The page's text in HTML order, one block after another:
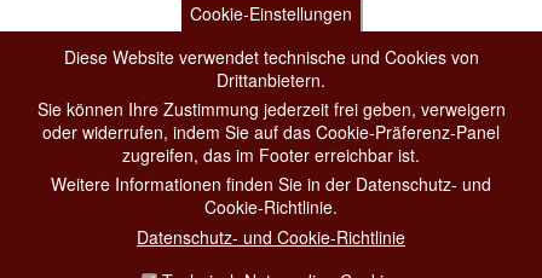
Cookie-Einstellungen
Diese Website verwendet technische und Cookies von
Drittanbietern.
Sie können Ihre Zustimmung jederzeit frei geben, verweigern
oder widerrufen, indem Sie auf das Cookie-Präferenz-Panel
zugreifen, das im Footer erreichbar ist.
Weitere Informationen finden Sie in der Datenschutz- und
Cookie-Richtlinie.
Datenschutz- und Cookie-Richtlinie